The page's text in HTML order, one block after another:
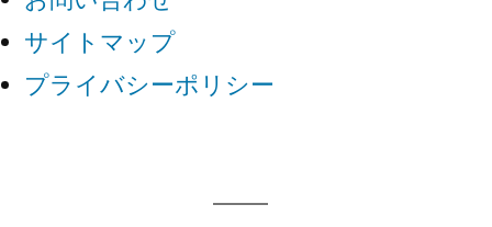
サイトマップ
プライバシーポリシー